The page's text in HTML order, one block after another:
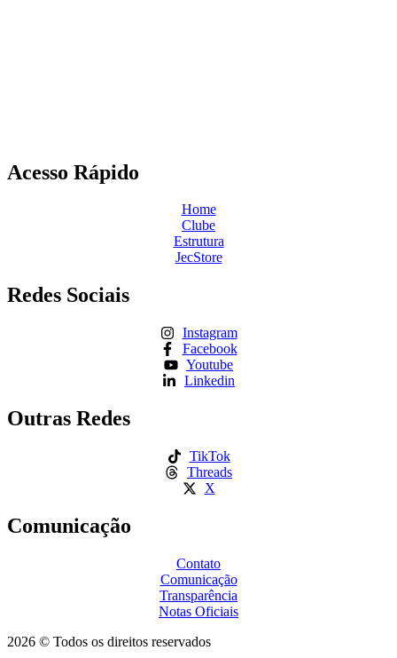
Acesso Rápido
Home
Clube
Estrutura
JecStore
Redes Sociais
Instagram
Facebook
Youtube
Linkedin
Outras Redes
TikTok
Threads
X
Comunicação
Contato
Comunicação
Transparência
Notas Oficiais
2026 © Todos os direitos reservados